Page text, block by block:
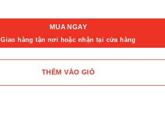
MUA NGAY
Giao hàng tận nơi hoặc nhận tại cửa hàng
THÊM VÀO GIỎ